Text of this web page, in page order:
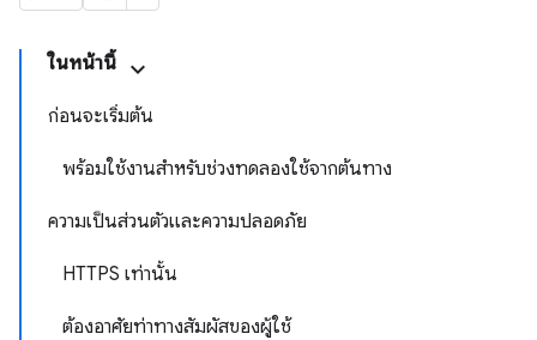
ในหน้านี้
ก่อนจะเริ่มต้น
พร้อมใช้งานสำหรับช่วงทดลองใช้จากต้นทาง
ความเป็นส่วนตัวและความปลอดภัย
HTTPS เท่านั้น
ต้องอาศัยท่าทางสัมผัสของผู้ใช้